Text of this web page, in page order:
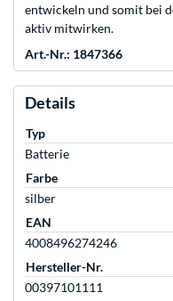
entwickeln und somit bei
aktiv mitwirken.
Art.-Nr.: 1847366
Details
Typ
Batterie
Farbe
silber
EAN
4008496274246
Hersteller-Nr.
00397101111